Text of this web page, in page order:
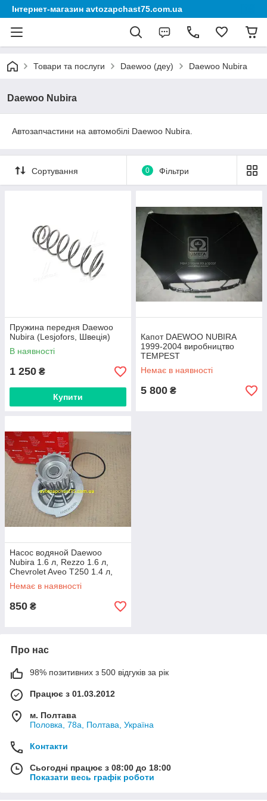
Інтернет-магазин avtozapchast75.com.ua
Товари та послуги Daewoo (деу) Daewoo Nubira
Daewoo Nubira
Автозапчастини на автомобілі Daewoo Nubira.
Сортування 0 Фільтри
Пружина передня Daewoo
Nubira (Lesjofors, Швеція)
В наявності
1 250 ₴
Купити
Капот DAEWOO NUBIRA
1999-2004 виробництво
TEMPEST
Немає в наявності
5 800 ₴
Насос водяной Daewoo
Nubira 1.6 л, Rezzo 1.6 л,
Chevrolet Aveo T250 1.4 л,
Lacetti J200 (Speedmate,
Корея)
Немає в наявності
850 ₴
Про нас
98% позитивних з 500 відгуків за рік
Працює з 01.03.2012
м. Полтава
Половка, 78а, Полтава, Україна
Контакти
Сьогодні працює з 08:00 до 18:00
Показати весь графік роботи